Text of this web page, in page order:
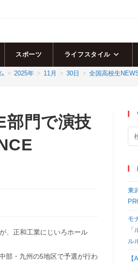
スポーツ ライフスタイル
> 2025年 > 11月 > 30日 > 全国高校生
部門で演技
、正和工業にじいろホール
部・九州の5地区で予選が行わ
東
モ
ル